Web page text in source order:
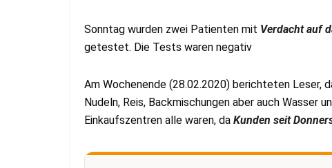
Sonntag wurden zwei Patienten mit Verdacht auf
getestet. Die Tests waren negativ
Am Wochenende (28.02.2020) berichteten
Nudeln, Reis, Backmischungen aber auch Wasser
Einkaufszentren alle waren, da Kunden seit